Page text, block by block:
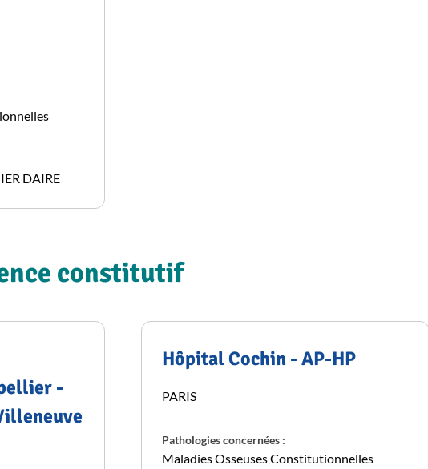
DAIRE
constitutif
-
Hôpital Cochin - AP-HP
PARIS
Pathologies concernées :
Maladies Osseuses Constitutionnelles